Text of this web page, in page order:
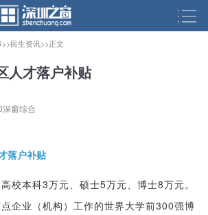
民生资讯>>正文
人才落户补贴
深窗综合
落户补贴
校本科3万元、硕士5万元、博士8万元。
企业（机构）工作的世界大学前300强博